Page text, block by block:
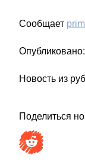
Сообщает
Новость из
Поделиться